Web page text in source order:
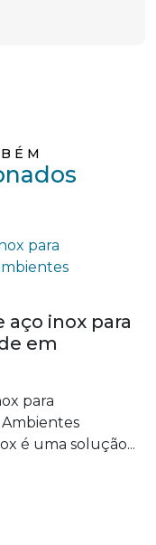
inox para
em
para
é uma solução...